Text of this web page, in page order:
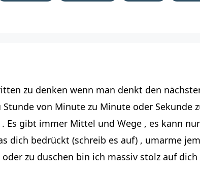
zu denken wenn man denkt den
von Minute zu Minute oder Sekunde
gibt immer Mittel und Wege , es kann
dich bedrückt (schreib es auf) , umarme
zu duschen bin ich massiv stolz auf dich